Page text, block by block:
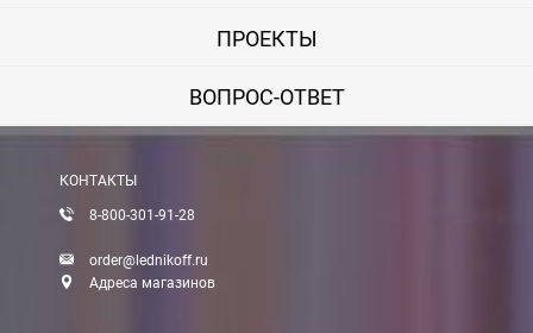
Вы можете оплатить заказ по выставленному счету в любом
Доставка:
ПРОЕКТЫ
ВОПРОС-ОТВЕТ
КОНТАКТЫ
8-800-301-91-28
order@lednikoff.ru
Адреса магазинов